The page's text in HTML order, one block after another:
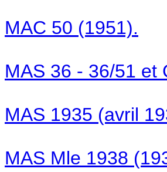
MAC 50 (1951).
MAS 36 - 36/51 et
MAS 1935 (avril
MAS Mle 1938